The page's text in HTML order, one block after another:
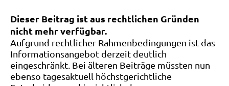
Dieser Beitrag ist aus rechtlichen Gründen
nicht mehr verfügbar.
Aufgrund rechtlicher Rahmenbedingungen ist das
Informationsangebot derzeit deutlich
eingeschränkt. Bei älteren Beiträge müssten nun
ebenso tagesaktuell höchstgerichtliche